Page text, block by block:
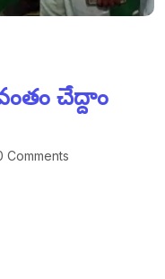
చేద్దాం
Comments